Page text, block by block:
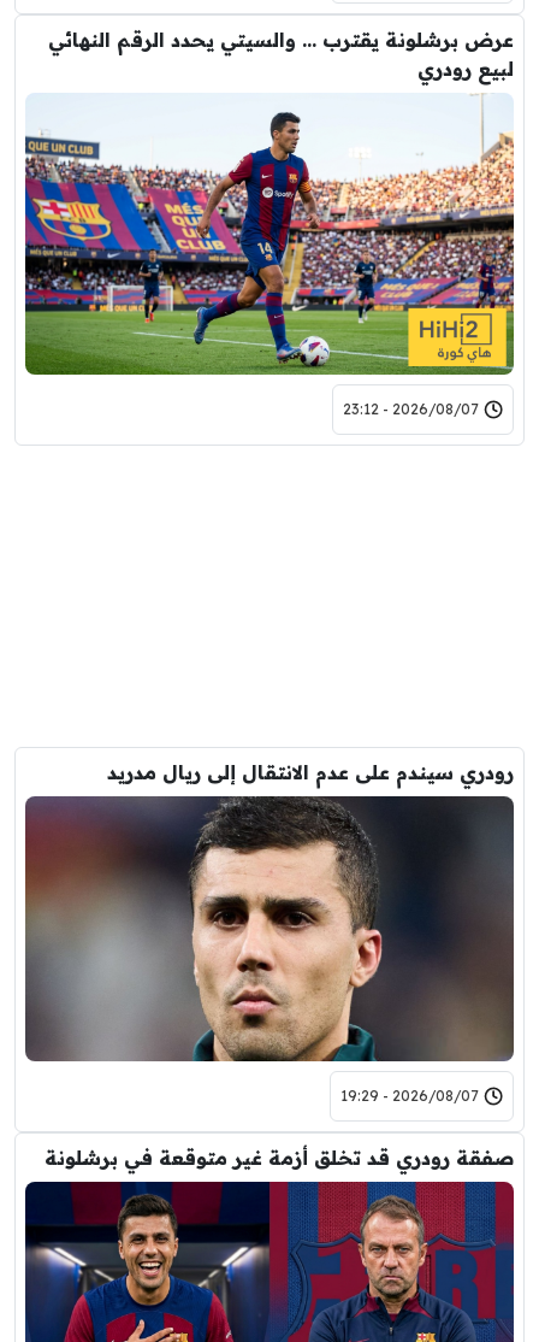
عرض برشلونة يقترب … والسيتي يحدد الرقم النهائي
لبيع رودري
2026/08/07 - 23:12
رودري سيندم على عدم الانتقال إلى ريال مدريد
2026/08/07 - 19:29
صفقة رودري قد تخلق أزمة غير متوقعة في برشلونة